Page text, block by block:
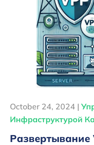
October 24, 2024 |
Инфраструктурой